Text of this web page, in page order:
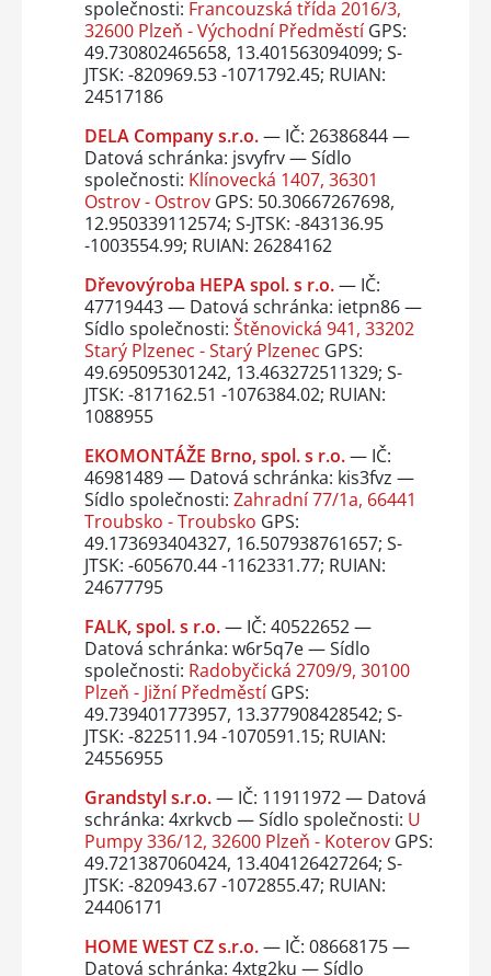
společnosti: Francouzská třída 2016/3,
32600 Plzeň - Východní PředměstíGPS:
49.730802465658, 13.401563094099; S-
JTSK: -820969.53 -1071792.45; RUIAN:
24517186
DELA Company s.r.o.— IČ: 26386844 —
Datová schránka: jsvyfrv — Sídlo
společnosti: Klínovecká 1407, 36301
Ostrov - OstrovGPS: 50.30667267698,
12.950339112574; S-JTSK: -843136.95
-1003554.99; RUIAN: 26284162
Dřevovýroba HEPA spol. s r.o.— IČ:
47719443 — Datová schránka: ietpn86 —
Sídlo společnosti: Štěnovická 941, 33202
Starý Plzenec - Starý Plzenec GPS:
49.695095301242, 13.463272511329; S-
JTSK: -817162.51 -1076384.02; RUIAN:
1088955
EKOMONTÁŽE Brno, spol. s r.o.— IČ:
46981489 — Datová schránka: kis3fvz —
Sídlo společnosti: Zahradní 77/1a, 66441
Troubsko - Troubsko GPS:
49.173693404327, 16.507938761657; S-
JTSK: -605670.44 -1162331.77; RUIAN:
24677795
FALK, spol. s r.o.— IČ: 40522652 —
Datová schránka: w6r5q7e — Sídlo
společnosti: Radobyčická 2709/9, 30100
Plzeň - Jižní PředměstíGPS:
49.739401773957, 13.377908428542; S-
JTSK: -822511.94 -1070591.15; RUIAN:
24556955
Grandstyl s.r.o.— IČ: 11911972 — Datová
schránka: 4xrkvcb — Sídlo společnosti: U
Pumpy 336/12, 32600 Plzeň - KoterovGPS:
49.721387060424, 13.404126427264; S-
JTSK: -820943.67 -1072855.47; RUIAN:
24406171
HOME WEST CZ s.r.o.— IČ: 08668175 —
Datová schránka: 4xtg2ku — Sídlo